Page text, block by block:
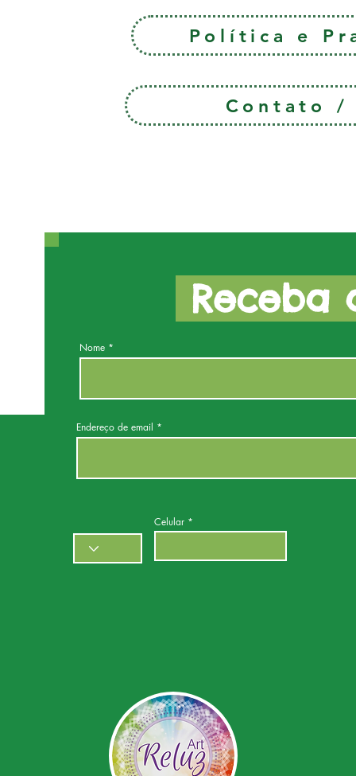
Política e
Contato /
Receba
Nome
Endereço de email
Celular